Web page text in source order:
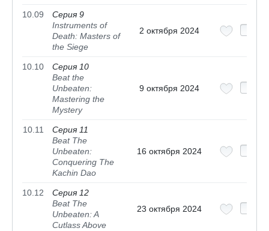
10.09
Серия 9
Instruments of
Death: Masters of
the Siege
2 октября 2024
10.10
Серия 10
Beat the
Unbeaten:
Mastering the
Mystery
9 октября 2024
10.11
Серия 11
Beat The
Unbeaten:
Conquering The
Kachin Dao
16 октября 2024
10.12
Серия 12
Beat The
Unbeaten: A
Cutlass Above
23 октября 2024